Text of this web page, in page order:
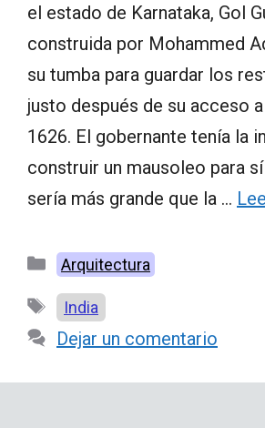
el estado de Karnataka, Gol
construida por Mohammed
su tumba para guardar los
justo después de su acceso
1626. El gobernante tenía la
construir un mausoleo para
sería más grande que la …
Categorías
Arquitectura
Etiquetas
India
Dejar un comentario